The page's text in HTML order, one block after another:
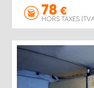
78 €
HORS TAXES